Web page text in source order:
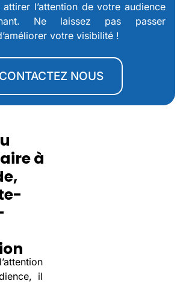
l’attention de votre audience
Ne laissez pas passer
votre visibilité !
CONTACTEZ NOUS
à
il